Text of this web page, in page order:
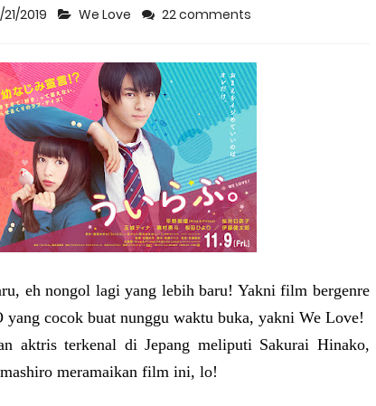
2019 We Love 22 comments
eh nongol lagi yang lebih baru! Yakni film bergenre
cocok buat nunggu waktu buka, yakni We Love!
aktris terkenal di Jepang meliputi Sakurai Hinako,
meramaikan film ini, lo!